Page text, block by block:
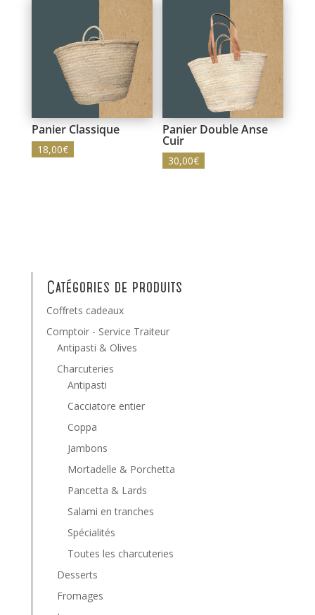
Panier Classique
18,00€
Panier Double Anse
Cuir
30,00€
Catégories de produits
Coffrets cadeaux
Comptoir - Service Traiteur
Antipasti & Olives
Charcuteries
Antipasti
Cacciatore entier
Coppa
Jambons
Mortadelle & Porchetta
Pancetta & Lards
Salami en tranches
Spécialités
Toutes les charcuteries
Desserts
Fromages